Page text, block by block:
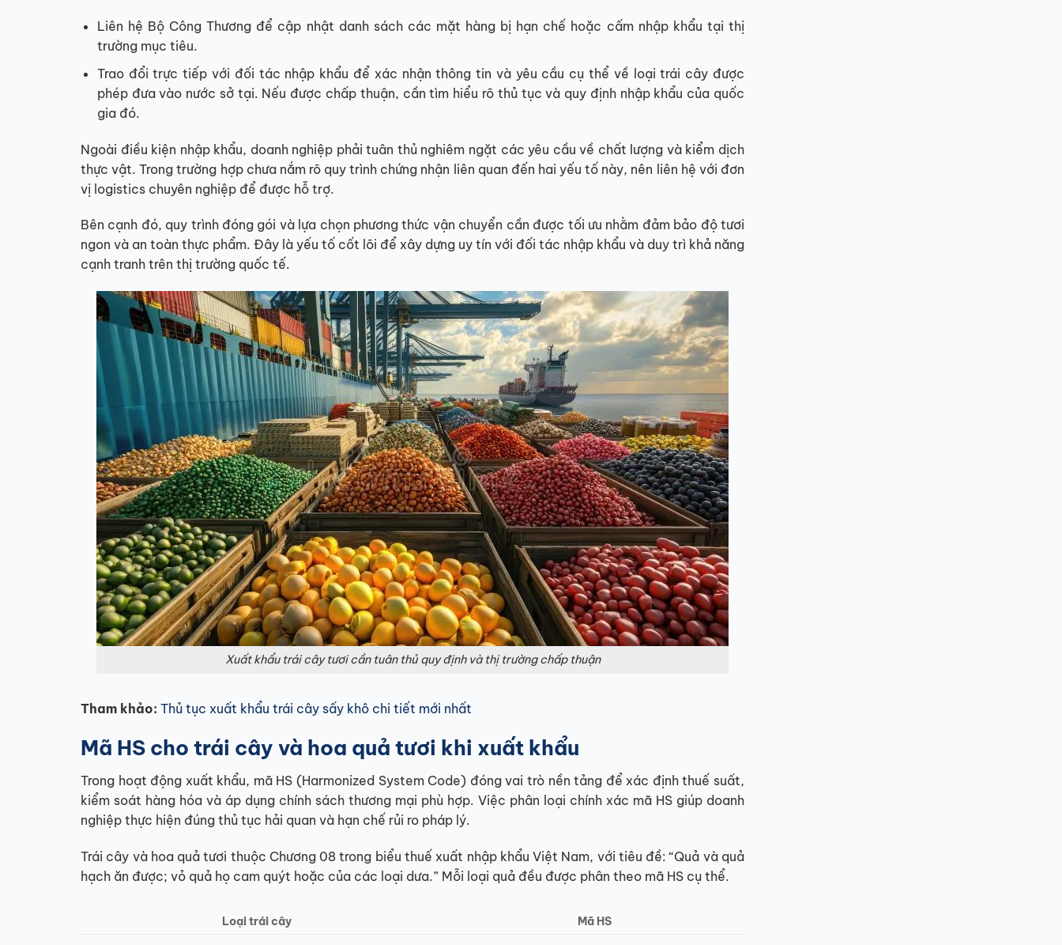
Liên hệ Bộ Công Thương để cập nhật danh sách các mặt hàng bị hạn chế hoặc cấm nhập khẩu tại thị
trường mục tiêu.
Trao đổi trực tiếp với đối tác nhập khẩu để xác nhận thông tin và yêu cầu cụ thể về loại trái cây được
phép đưa vào nước sở tại. Nếu được chấp thuận, cần tìm hiểu rõ thủ tục và quy định nhập khẩu của quốc
gia đó.
Ngoài điều kiện nhập khẩu, doanh nghiệp phải tuân thủ nghiêm ngặt các yêu cầu về chất lượng và kiểm dịch
thực vật. Trong trường hợp chưa nắm rõ quy trình chứng nhận liên quan đến hai yếu tố này, nên liên hệ với đơn
vị logistics chuyên nghiệp để được hỗ trợ.
Bên cạnh đó, quy trình đóng gói và lựa chọn phương thức vận chuyển cần được tối ưu nhằm đảm bảo độ tươi
ngon và an toàn thực phẩm. Đây là yếu tố cốt lõi để xây dựng uy tín với đối tác nhập khẩu và duy trì khả năng
cạnh tranh trên thị trường quốc tế.
Xuất khẩu trái cây tươi cần tuân thủ quy định và thị trường chấp thuận
Tham khảo: Thủ tục xuất khẩu trái cây sấy khô chi tiết mới nhất
Mã HS cho trái cây và hoa quả tươi khi xuất khẩu
Trong hoạt động xuất khẩu, mã HS (Harmonized System Code) đóng vai trò nền tảng để xác định thuế suất,
kiểm soát hàng hóa và áp dụng chính sách thương mại phù hợp. Việc phân loại chính xác mã HS giúp doanh
nghiệp thực hiện đúng thủ tục hải quan và hạn chế rủi ro pháp lý.
Trái cây và hoa quả tươi thuộc Chương 08 trong biểu thuế xuất nhập khẩu Việt Nam, với tiêu đề: “Quả và quả
hạch ăn được; vỏ quả họ cam quýt hoặc của các loại dưa.” Mỗi loại quả đều được phân theo mã HS cụ thể.
Loại trái cây Mã HS